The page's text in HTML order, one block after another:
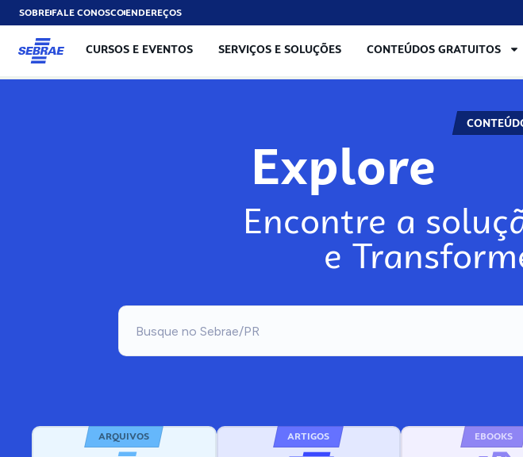
SOBREFALE CONOSCOENDEREÇOS
CURSOS E EVENTOS SERVIÇOS E SOLUÇÕES CONTEÚDOS GRATUITOS
Explore
Encontre a
e
ARQUIVOS ARTIGOS EBOOKS